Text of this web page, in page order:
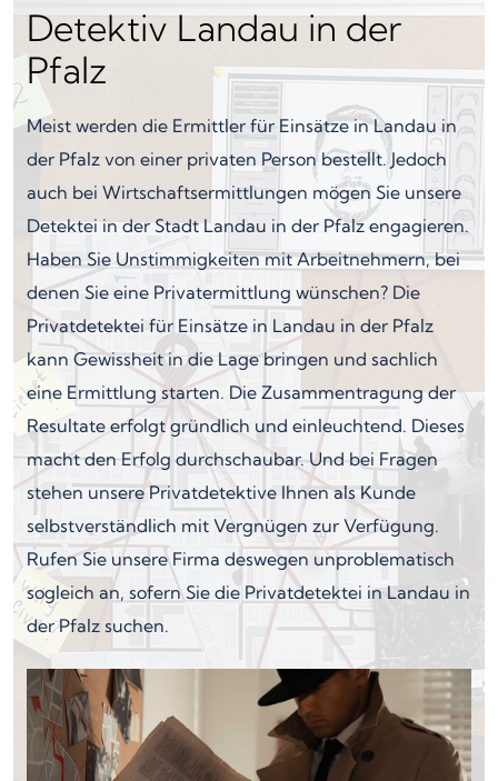
Detektiv Landau in der
Pfalz
Meist werden die Ermittler für Einsätze in Landau in
der Pfalz von einer privaten Person bestellt. Jedoch
auch bei Wirtschaftsermittlungen mögen Sie unsere
Detektei in der Stadt Landau in der Pfalz engagieren.
Haben Sie Unstimmigkeiten mit Arbeitnehmern, bei
denen Sie eine Privatermittlung wünschen? Die
Privatdetektei für Einsätze in Landau in der Pfalz
kann Gewissheit in die Lage bringen und sachlich
eine Ermittlung starten. Die Zusammentragung der
Resultate erfolgt gründlich und einleuchtend. Dieses
macht den Erfolg durchschaubar. Und bei Fragen
stehen unsere Privatdetektive Ihnen als Kunde
selbstverständlich mit Vergnügen zur Verfügung.
Rufen Sie unsere Firma deswegen unproblematisch
sogleich an, sofern Sie die Privatdetektei in Landau in
der Pfalz suchen.